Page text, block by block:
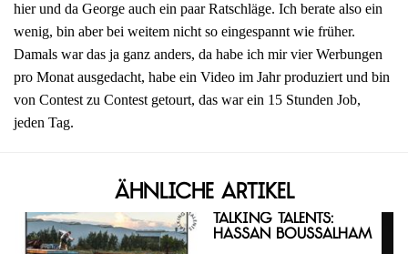
hier und da George auch ein paar Ratschläge. Ich berate also ein
wenig, bin aber bei weitem nicht so eingespannt wie früher.
Damals war das ja ganz anders, da habe ich mir vier Werbungen
pro Monat ausgedacht, habe ein Video im Jahr produziert und bin
von Contest zu Contest getourt, das war ein 15 Stunden Job,
jeden Tag.
Ähnliche Artikel
Talking Talents:
Hassan Boussalham